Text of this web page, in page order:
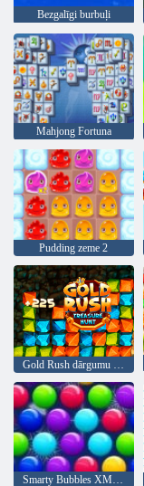
Bezgalīgi burbuļi
Mahjong Fortuna
Pudding zeme 2
Smarty Bubbles XMas Edition